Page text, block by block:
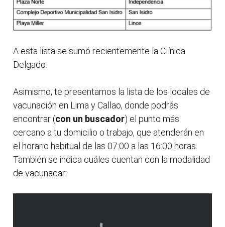
A esta lista se sumó recientemente la Clínica
Delgado.
Asimismo, te presentamos la lista de los locales de
vacunación en Lima y Callao, donde podrás
encontrar (con un buscador) el punto más
cercano a tu domicilio o trabajo, que atenderán en
el horario habitual de las 07:00 a las 16:00 horas.
También se indica cuáles cuentan con la modalidad
de vacunacar: